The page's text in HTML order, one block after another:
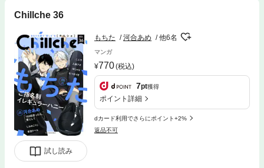
Chillche 36
試し読み
もちた 河合あめ 他6名
マンガ
770(税込)
7pt獲得
ポイント詳細
dカード利用でさらにポイント+2%
返品不可